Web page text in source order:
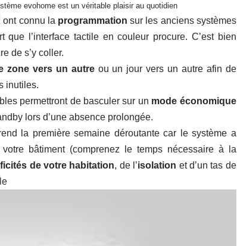
evohome est un véritable plaisir au quotidien
ont connu la programmation sur les anciens systèmes
que l’interface tactile en couleur procure. C’est bien
de s’y coller.
zone vers un autreou un jour vers un autre afin de
inutiles.
permettront de basculer sur un mode économique
lors d’une absence prolongée.
la première semaine déroutante car le système a
bâtiment (comprenez le temps nécessaire à la
de votre habitation, de l’isolation et d’un tas de